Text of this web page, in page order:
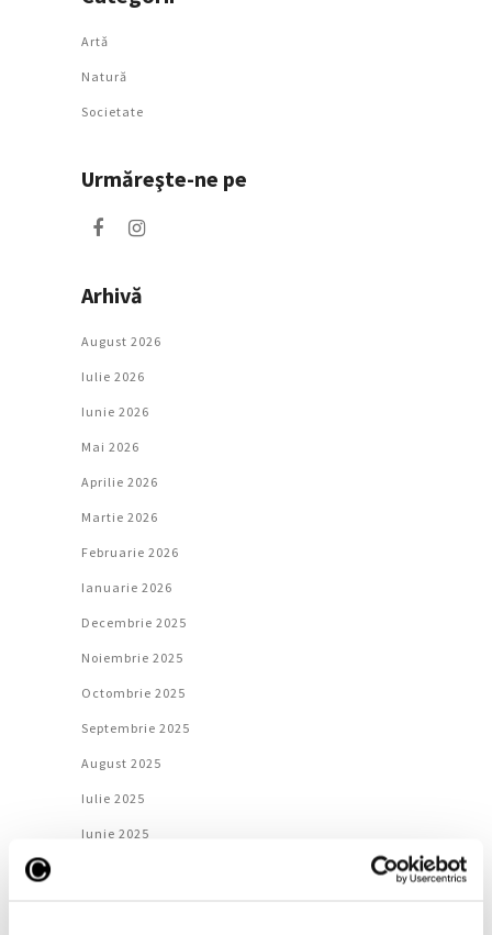
Artǎ
Natură
Societate
Urmăreşte-ne pe
Arhivă
August 2026
Iulie 2026
Iunie 2026
Mai 2026
Aprilie 2026
Martie 2026
Februarie 2026
Ianuarie 2026
Decembrie 2025
Noiembrie 2025
Octombrie 2025
Septembrie 2025
August 2025
Iulie 2025
Iunie 2025